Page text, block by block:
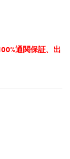
通関保証、出